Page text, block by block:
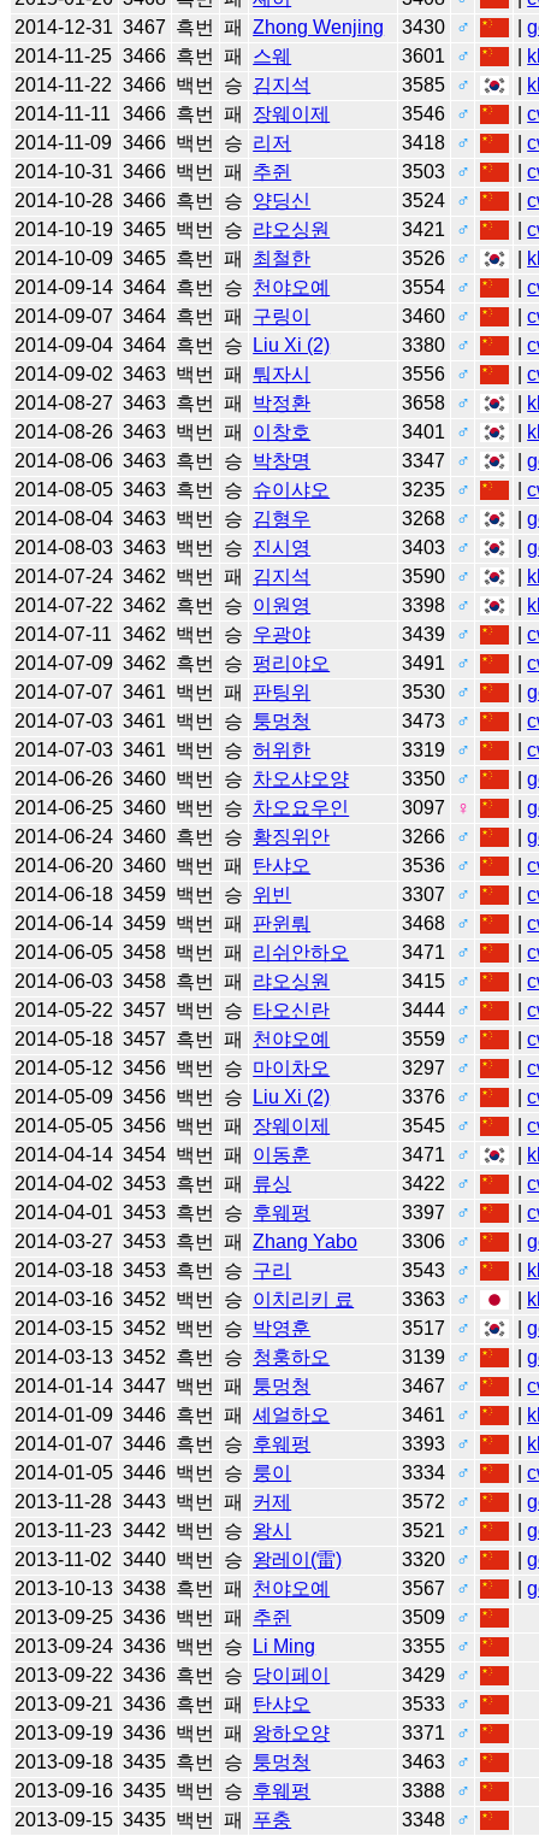
2014-12-31 3467 흑번 패 Zhong Wenjing 3430 ♂ |
2014-11-25 3466 흑번 패 스웨 3601 ♂
2014-11-22 3466 백번 승 김지석 3585 ♂
2014-11-11
3466 흑번 패 장웨이제 3546 ♂ |
2014-11-09 3466 백번 승 리저 3418 ♂ |
2014-10-31 3466 백번 패 추쥔 3503 ♂ |
2014-10-28 3466 흑번 승 양딩신 3524 ♂ |
2014-10-19 3465 백번 승 랴오싱원 3421 ♂ |
2014-10-09 3465 흑번 패 최철한 3526 ♂
2014-09-14 3464 흑번 승 천야오예 3554 ♂ |
2014-09-07 3464 흑번 패 구링이 3460 ♂ |
2014-09-04 3464 흑번 승 Liu Xi (2) 3380 ♂ |
2014-09-02 3463 백번 패 퉈자시 3556 ♂ |
2014-08-27 3463 흑번 패 박정환 3658 ♂
2014-08-26 3463 백번 패 이창호 3401 ♂
2014-08-06 3463 흑번 승 박창명 3347 ♂ |
2014-08-05 3463 흑번 승 슈이샤오 3235 ♂ |
2014-08-04 3463 백번 승 김형우 3268 ♂ |
2014-08-03 3463 백번 승 진시영 3403 ♂ |
2014-07-24 3462 백번 패 김지석 3590 ♂
2014-07-22 3462 흑번 승 이원영 3398 ♂
2014-07-11 3462 백번 승 우광야 3439 ♂ |
2014-07-09 3462 흑번 승 펑리야오 3491 ♂ |
2014-07-07 3461 백번 패 판팅위 3530 ♂ |
2014-07-03 3461 백번 승 퉁멍청 3473 ♂ |
2014-07-03 3461 백번 승 허위한 3319 ♂ |
2014-06-26 3460 백번 승 차오샤오양 3350 ♂ |
2014-06-25 3460 백번 승 차오요우인 3097 ♀ |
2014-06-24 3460 흑번 승 황징위안 3266 ♂ |
2014-06-20 3460 백번 패 탄샤오 3536 ♂ |
2014-06-18 3459 백번 승 위빈 3307 ♂ |
2014-06-14 3459 백번 패 판윈뤄 3468 ♂ |
2014-06-05 3458 백번 패 리쉬안하오 3471 ♂ |
2014-06-03 3458 흑번 패 랴오싱원 3415 ♂ |
2014-05-22 3457 백번 승 타오신란 3444 ♂ |
2014-05-18 3457 흑번 패 천야오예 3559 ♂ |
2014-05-12 3456 백번 승 마이차오 3297 ♂ |
2014-05-09 3456 백번 승 Liu Xi (2) 3376 ♂ |
2014-05-05 3456 백번 패 장웨이제 3545 ♂ |
2014-04-14 3454 백번 패 이동훈 3471 ♂
2014-04-02 3453 흑번 패 류싱 3422 ♂ |
2014-04-01 3453 흑번 승 후웨펑 3397 ♂ |
2014-03-27 3453 흑번 패 Zhang Yabo 3306 ♂ |
2014-03-18 3453 흑번 승 구리 3543 ♂
2014-03-16 3452 백번 승 이치리키 료 3363 ♂
2014-03-15 3452 백번 승 박영훈 3517 ♂ |
2014-03-13 3452 흑번 승 청훙하오 3139 ♂ |
2014-01-14 3447 백번 패 퉁멍청 3467 ♂ |
2014-01-09 3446 흑번 패 셰얼하오 3461 ♂
2014-01-07 3446 흑번 승 후웨펑 3393 ♂
2014-01-05 3446 백번 승 룽이 3334 ♂ |
2013-11-28 3443 백번 패 커제 3572 ♂ |
2013-11-23 3442 백번 승 왕시 3521 ♂ |
2013-11-02 3440 백번 승 왕레이(雷) 3320 ♂ |
2013-10-13 3438 흑번 패 천야오예 3567 ♂ |
2013-09-25 3436 백번 패 추쥔 3509
♂
2013-09-24 3436 백번 승 Li Ming 3355
♂
2013-09-22 3436 흑번 승 당이페이 3429
♂
2013-09-21 3436 흑번 패 탄샤오 3533
♂
2013-09-19 3436 백번 패 왕하오양 3371
♂
2013-09-18 3435 흑번 승 퉁멍청 3463
♂
2013-09-16 3435 백번 승 후웨펑 3388
♂
2013-09-15 3435 백번 패 푸충 3348
♂